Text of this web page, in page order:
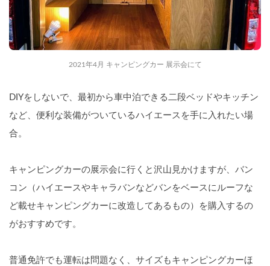
2021年4月 キャンピングカー 展示会にて
DIYをしないで、最初から車中泊できる二段ベッドやキッチン
など、便利な装備がついているハイエースを手に入れたい場
合。
キャンピングカーの展示会に行くと沢山見かけますが、バン
コン（ハイエースやキャラバンなどバンをベースにルーフな
ど載せキャンピングカーに改造してあるもの）を購入するの
がおすすめです。
普通免許でも運転は問題なく、サイズもキャンピングカーほ